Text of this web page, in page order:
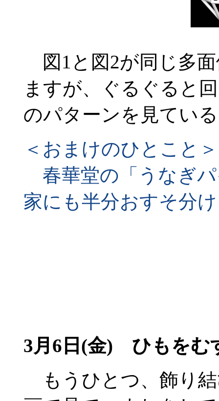
図1と図2が同じ多
ますが、ぐるぐると
のパターンを見てい
＜おまけのひとこと＞
春華堂の「うなぎ
家にも半分おすそ分
3月6日(金) ひもをむ
もうひとつ、飾り結